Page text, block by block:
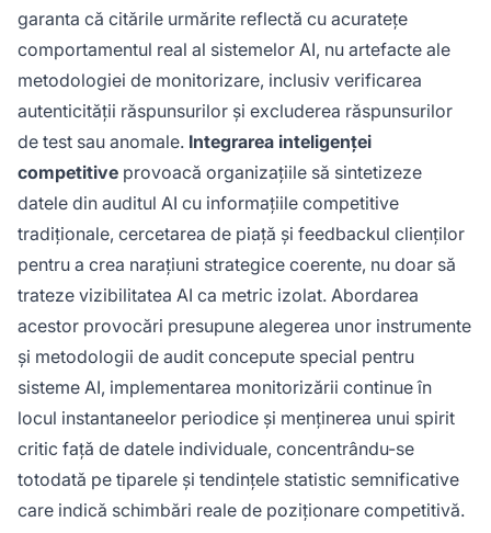
garanta că citările urmărite reflectă cu acuratețe
comportamentul real al sistemelor AI, nu artefacte ale
metodologiei de monitorizare, inclusiv verificarea
autenticității răspunsurilor și excluderea răspunsurilor
de test sau anomale. Integrarea inteligenței
competitive provoacă organizațiile să sintetizeze
datele din auditul AI cu informațiile competitive
tradiționale, cercetarea de piață și feedbackul clienților
pentru a crea narațiuni strategice coerente, nu doar să
trateze vizibilitatea AI ca metric izolat. Abordarea
acestor provocări presupune alegerea unor instrumente
și metodologii de audit concepute special pentru
sisteme AI, implementarea monitorizării continue în
locul instantaneelor periodice și menținerea unui spirit
critic față de datele individuale, concentrându-se
totodată pe tiparele și tendințele statistic semnificative
care indică schimbări reale de poziționare competitivă.